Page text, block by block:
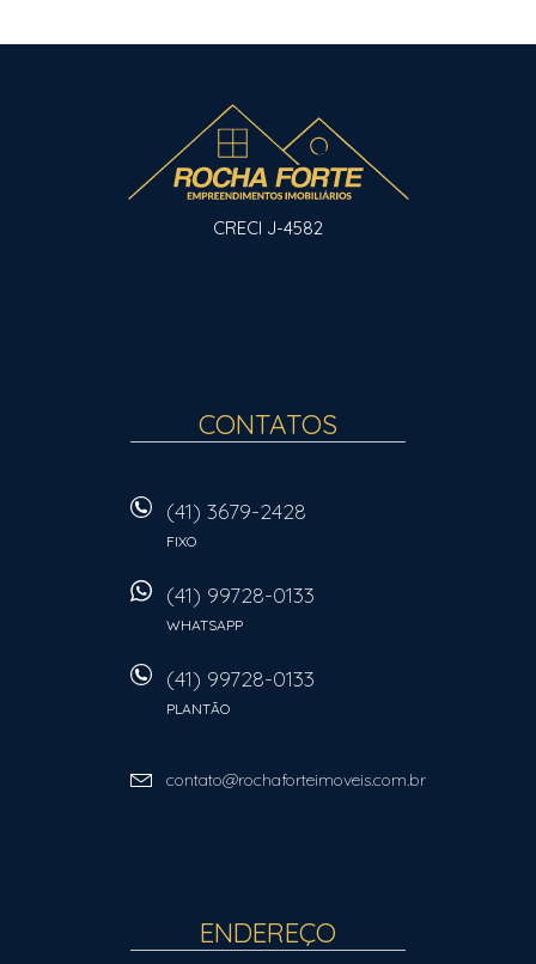
CRECI J-4582
CONTATOS
(41) 3679-2428
FIXO
(41) 99728-0133
WHATSAPP
(41) 99728-0133
PLANTÃO
contato@rochaforteimoveis.com.br
ENDEREÇO